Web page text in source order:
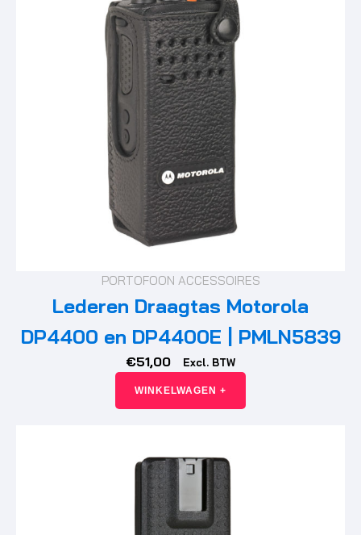
PORTOFOON ACCESSOIRES
Lederen Draagtas Motorola
DP4400 en DP4400E | PMLN5839
€51,00 Excl. BTW
WINKELWAGEN +